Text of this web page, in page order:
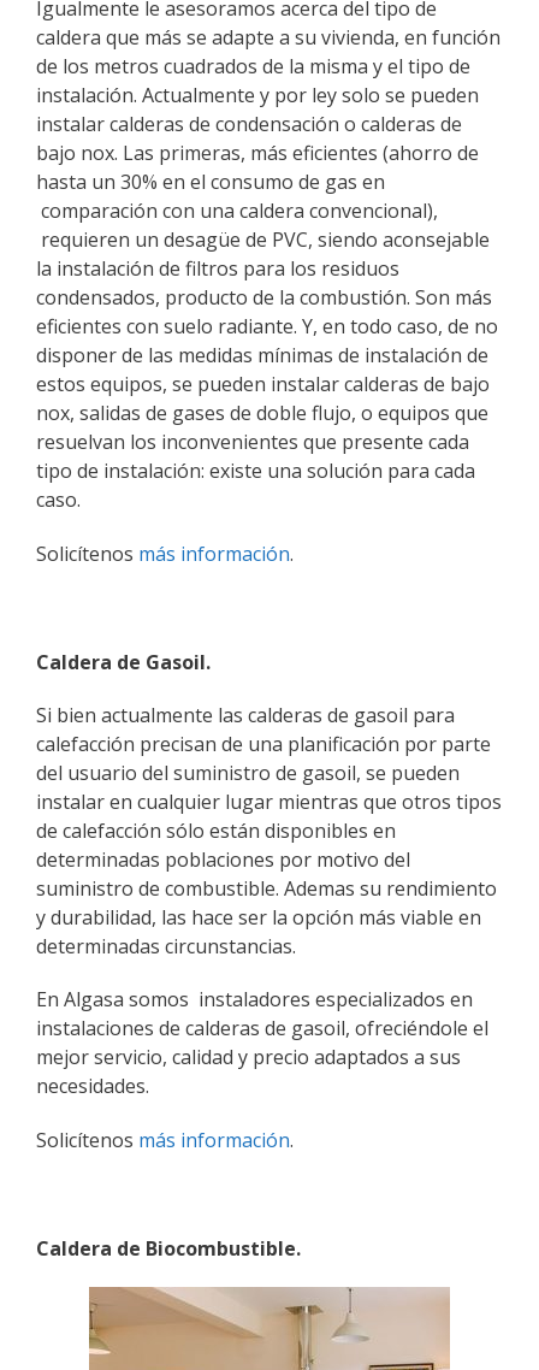
Igualmente le asesoramos acerca del tipo de
caldera que más se adapte a su vivienda, en función
de los metros cuadrados de la misma y el tipo de
instalación. Actualmente y por ley solo se pueden
instalar calderas de condensación o calderas de
bajo nox. Las primeras, más eficientes (ahorro de
hasta un 30% en el consumo de gas en
comparación con una caldera convencional),
requieren un desagüe de PVC, siendo aconsejable
la instalación de filtros para los residuos
condensados, producto de la combustión. Son más
eficientes con suelo radiante. Y, en todo caso, de no
disponer de las medidas mínimas de instalación de
estos equipos, se pueden instalar calderas de bajo
nox, salidas de gases de doble flujo, o equipos que
resuelvan los inconvenientes que presente cada
tipo de instalación: existe una solución para cada
caso.
Solicítenos más información.
Caldera de Gasoil.
Si bien actualmente las calderas de gasoil para
calefacción precisan de una planificación por parte
del usuario del suministro de gasoil, se pueden
instalar en cualquier lugar mientras que otros tipos
de calefacción sólo están disponibles en
determinadas poblaciones por motivo del
suministro de combustible. Ademas su rendimiento
y durabilidad, las hace ser la opción más viable en
determinadas circunstancias.
En Algasa somos instaladores especializados en
instalaciones de calderas de gasoil, ofreciéndole el
mejor servicio, calidad y precio adaptados a sus
necesidades.
Solicítenos más información.
Caldera de Biocombustible.